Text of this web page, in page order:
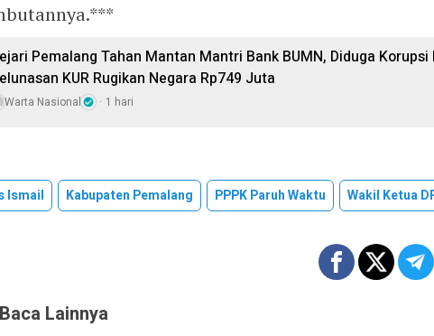
Pemalang Tahan Mantan Mantri Bank BUMN, Diduga Korupsi
KUR Rugikan Negara Rp749 Juta
Warta Nasional 1 hari
Ismail Kabupaten Pemalang PPPK Paruh Waktu Wakil Ketua
Baca Lainnya